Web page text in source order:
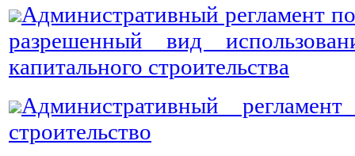
Административный регламент
разрешенный вид
капитального строительства
Административный
строительство